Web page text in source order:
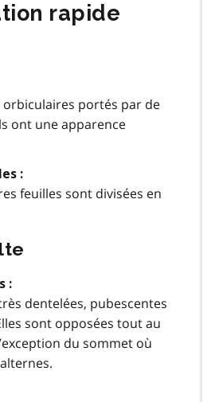
rapide
portés par de
ont une apparence
:
feuilles sont divisées en
:
dentelées, pubescentes
sont opposées tout au
du sommet où